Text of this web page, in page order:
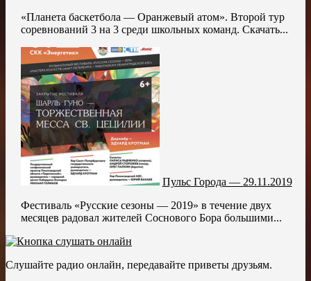
«Планета баскетбола — Оранжевый атом». Второй тур
соревнований 3 на 3 среди школьных команд. Скачать...
Пульс Города — 29.11.2019
Фестиваль «Русские сезоны — 2019» в течение двух
месяцев радовал жителей Соснового Бора большими...
Слушайте радио онлайн, передавайте приветы друзьям.